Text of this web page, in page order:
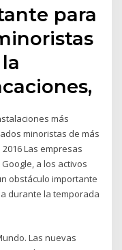
para
más
minoristas de más
Las empresas
a los activos
obstáculo importante
durante la temporada
Las nuevas